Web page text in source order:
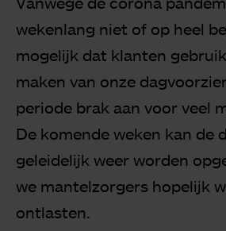
wekenlang niet of op heel
mogelijk dat klanten
maken van onze
periode brak aan voor veel
De komende weken kan de
geleidelijk weer worden
we mantelzorgers hopelijk
ontlasten.